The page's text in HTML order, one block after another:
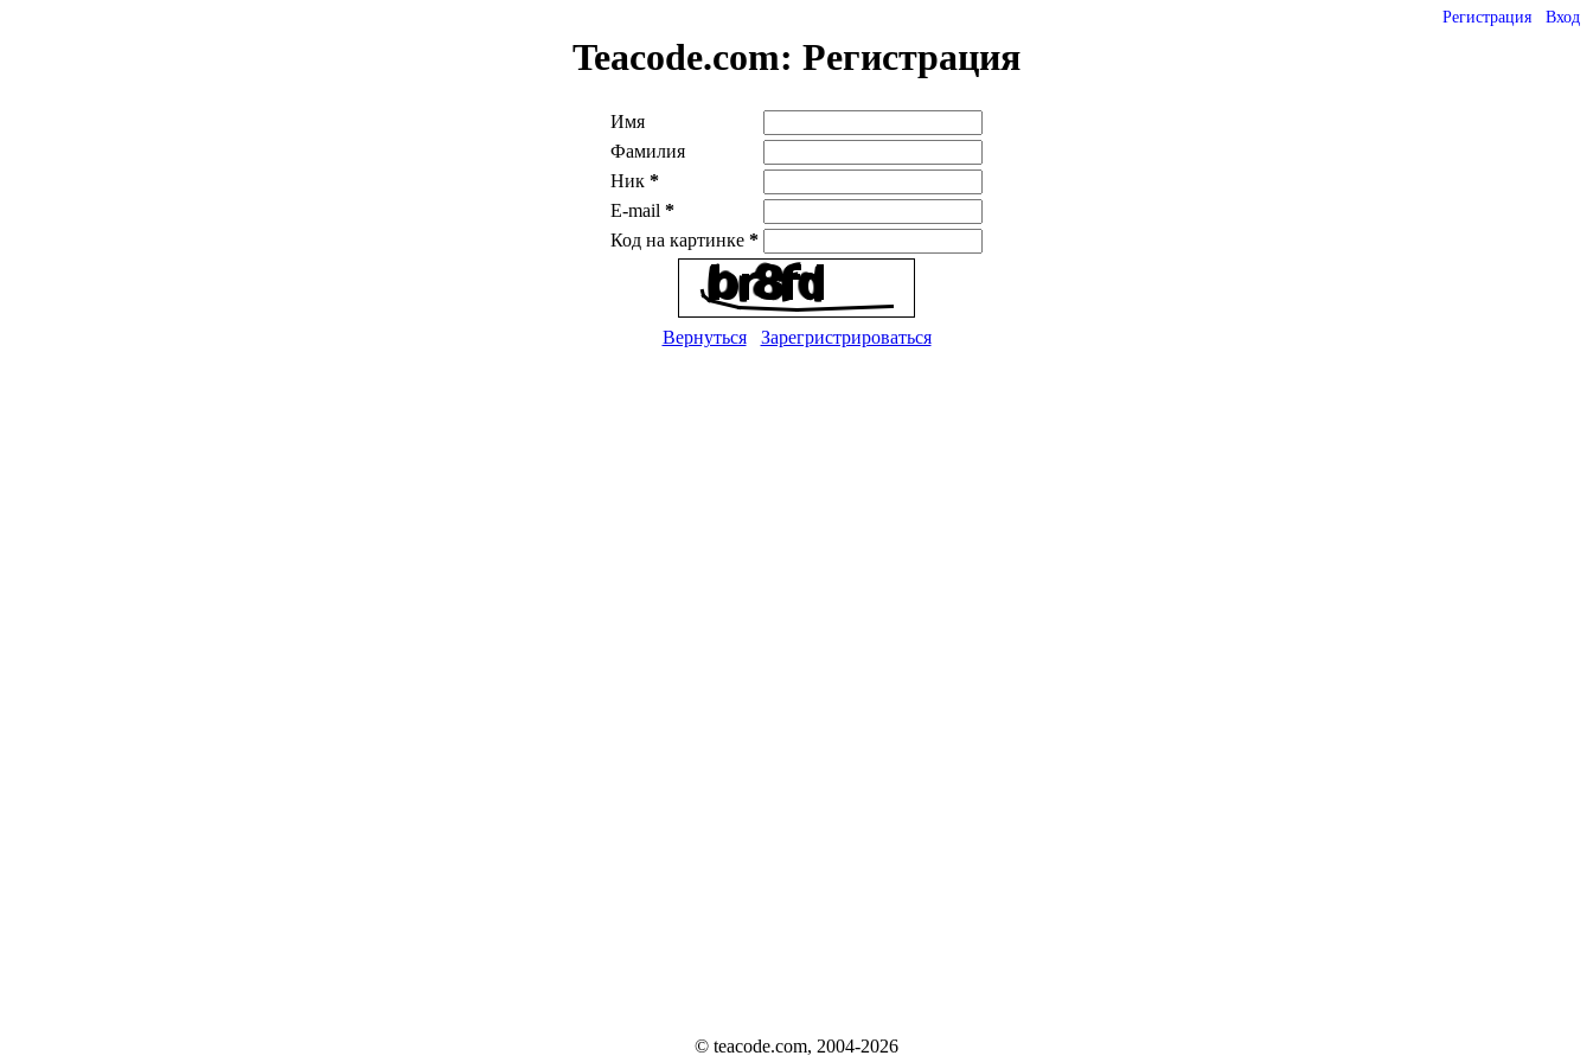
Регистрация Вход
Teacode.com: Регистрация
Имя
Фамилия
Ник *
E-mail *
Код на картинке *
Вернуться Зарегристрироваться
© teacode.com, 2004-2026